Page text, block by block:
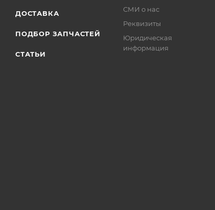
ДОСТАВКА
ПОДБОР ЗАПЧАСТЕЙ
СТАТЬИ
СМИ о нас
Реквизиты
Юридическая
информация